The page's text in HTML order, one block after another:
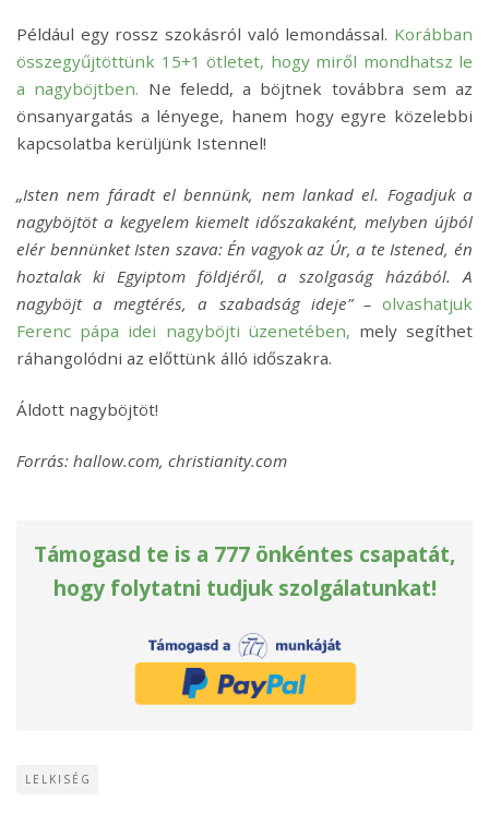
Például egy rossz szokásról való lemondással. Korábban
összegyűjtöttünk 15+1 ötletet, hogy miről mondhatsz le
a nagyböjtben. Ne feledd, a böjtnek továbbra sem az
önsanyargatás a lényege, hanem hogy egyre közelebbi
kapcsolatba kerüljünk Istennel!
„Isten nem fáradt el bennünk, nem lankad el. Fogadjuk a
nagyböjtöt a kegyelem kiemelt időszakaként, melyben újból
elér bennünket Isten szava: Én vagyok az Úr, a te Istened, én
hoztalak ki Egyiptom földjéről, a szolgaság házából. A
nagyböjt a megtérés, a szabadság ideje” – olvashatjuk
Ferenc pápa idei nagyböjti üzenetében, mely segíthet
ráhangolódni az előttünk álló időszakra.
Áldott nagyböjtöt!
Forrás: hallow.com, christianity.com
Támogasd te is a 777 önkéntes csapatát,
hogy folytatni tudjuk szolgálatunkat!
LELKISÉG